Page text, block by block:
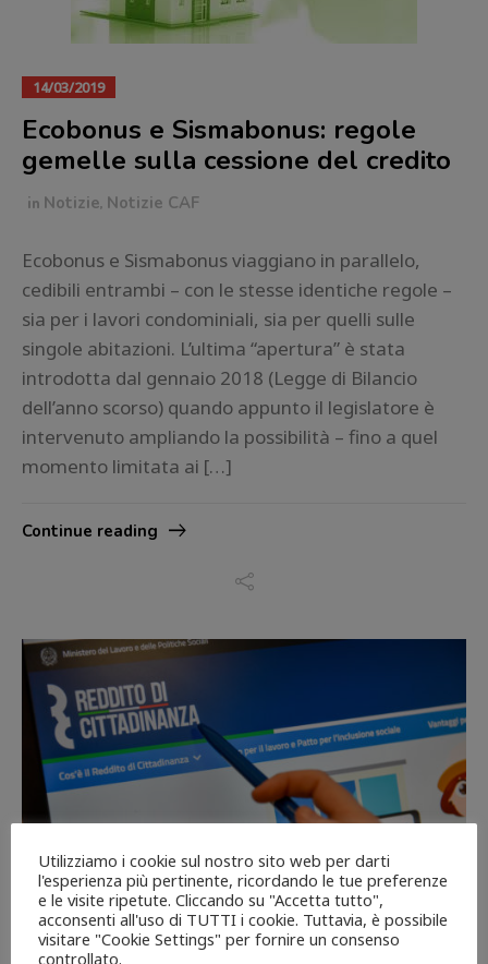
14/03/2019
Ecobonus e Sismabonus: regole
gemelle sulla cessione del credito
in Notizie, Notizie CAF
Ecobonus e Sismabonus viaggiano in parallelo,
cedibili entrambi – con le stesse identiche regole –
sia per i lavori condominiali, sia per quelli sulle
singole abitazioni. L’ultima “apertura” è stata
introdotta dal gennaio 2018 (Legge di Bilancio
dell’anno scorso) quando appunto il legislatore è
intervenuto ampliando la possibilità – fino a quel
momento limitata ai […]
Continue reading
Utilizziamo i cookie sul nostro sito web per darti
l'esperienza più pertinente, ricordando le tue preferenze
e le visite ripetute. Cliccando su "Accetta tutto",
acconsenti all'uso di TUTTI i cookie. Tuttavia, è possibile
visitare "Cookie Settings" per fornire un consenso
controllato.